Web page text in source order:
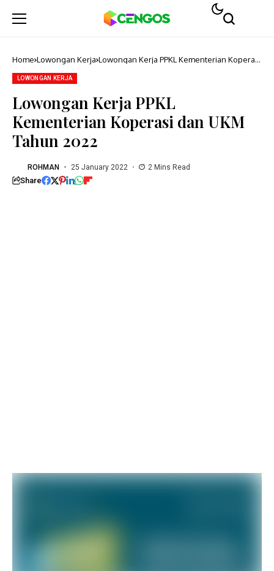
Home Lowongan Kerja Lowongan Kerja PPKL Kementerian Koperasi
LOWONGAN KERJA
Lowongan Kerja PPKL
Kementerian Koperasi dan UKM
Tahun 2022
ROHMAN 25 January 2022 2 Mins Read
Share